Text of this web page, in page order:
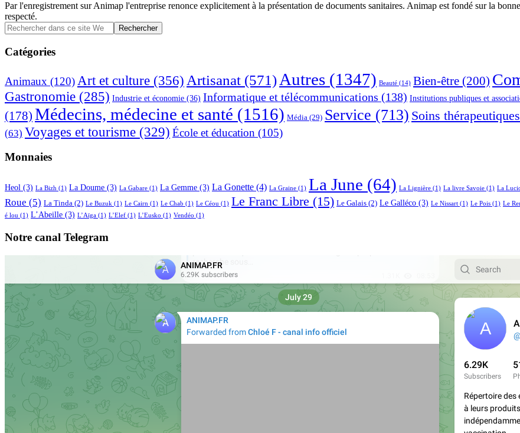
Par l'enregistrement sur Animap l'entreprise renonce explicitement à la présentation de documents sanitaires. Animap est fondé sur la
respecté.
Barre
latérale
principale
Rechercher
dans
ce
site
Catégories
Animaux (120) Art et culture (356) Artisanat (571) Autres (1347) Beauté (14) Bien-être (200)
Gastronomie (285) Industrie et économie (36) Informatique et télécommunications (138) Institutions publiques et
(178) Médecins, médecine et santé (1516) Média (29) Service (713) Soins thérapeutiques
(63) Voyages et tourisme (329) École et éducation (105)
Monnaies
Heol (3) La Bizh (1) La Doume (3) La Gabare (1) La Gemme (3) La Gonette (4) La Graine (1) La June (64) La Lignière (1) La livre Savoie (1) La
Roue (5) La Tinda (2) Le Buzuk (1) Le Cairn (1) Le Chab (1) Le Céou (1) Le Franc Libre (15) Le Galais (2) Le Galléco (3) Le Nissart (1) Le Pois (1) Le
é lou (1) L’Abeille (3) L’Aïga (1) L’Elef (1) L’Eusko (1) Vendéo (1)
Notre canal Telegram